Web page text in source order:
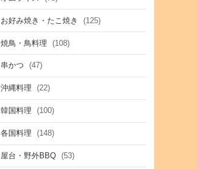
お好み焼き・たこ焼き (125)
焼鳥・鳥料理 (108)
串かつ (47)
沖縄料理 (22)
韓国料理 (100)
各国料理 (148)
屋台・野外BBQ (53)